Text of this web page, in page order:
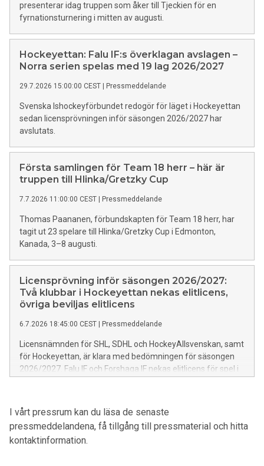
presenterar idag truppen som åker till Tjeckien för en
fyrnationsturnering i mitten av augusti.
Hockeyettan: Falu IF:s överklagan avslagen –
Norra serien spelas med 19 lag 2026/2027
29.7.2026 15:00:00 CEST Pressmeddelande
Svenska Ishockeyförbundet redogör för läget i Hockeyettan
sedan licensprövningen inför säsongen 2026/2027 har
avslutats.
Första samlingen för Team 18 herr – här är
truppen till Hlinka/Gretzky Cup
7.7.2026 11:00:00 CEST Pressmeddelande
Thomas Paananen, förbundskapten för Team 18 herr, har
tagit ut 23 spelare till Hlinka/Gretzky Cup i Edmonton,
Kanada, 3–8 augusti.
Licensprövning inför säsongen 2026/2027:
Två klubbar i Hockeyettan nekas elitlicens,
övriga beviljas elitlicens
6.7.2026 18:45:00 CEST Pressmeddelande
Licensnämnden för SHL, SDHL och HockeyAllsvenskan, samt
för Hockeyettan, är klara med bedömningen för säsongen
2026/2027. Falu IF och Forshaga IF nekas elitlicens för spel i
I vårt pressrum kan du läsa de senaste
pressmeddelandena, få tillgång till pressmaterial och hitta
kontaktinformation.